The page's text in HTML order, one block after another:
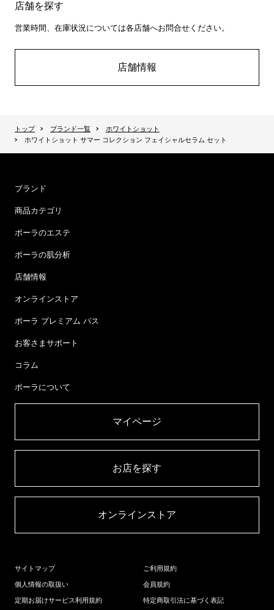
店舗を探す
営業時間、在庫状況については各店舗へお問合せください。
店舗情報
トップ ブランド一覧
ホワイトショット
ホワイトショット サマー コレクション フェイシャルセラム セット
ブランド
商品カテゴリ
ポーラのエステ
ポーラの肌分析
店舗情報
オンラインストア
ポーラ プレミアム パス
お客さまサポート
コラム
ポーラについて
マイページ​
お店を探す​
オンラインストア​
サイトマップ
個人情報の取扱い
定期お届けサービス利用規約
ご利用規約
会員規約
特定商取引法に基づく表記